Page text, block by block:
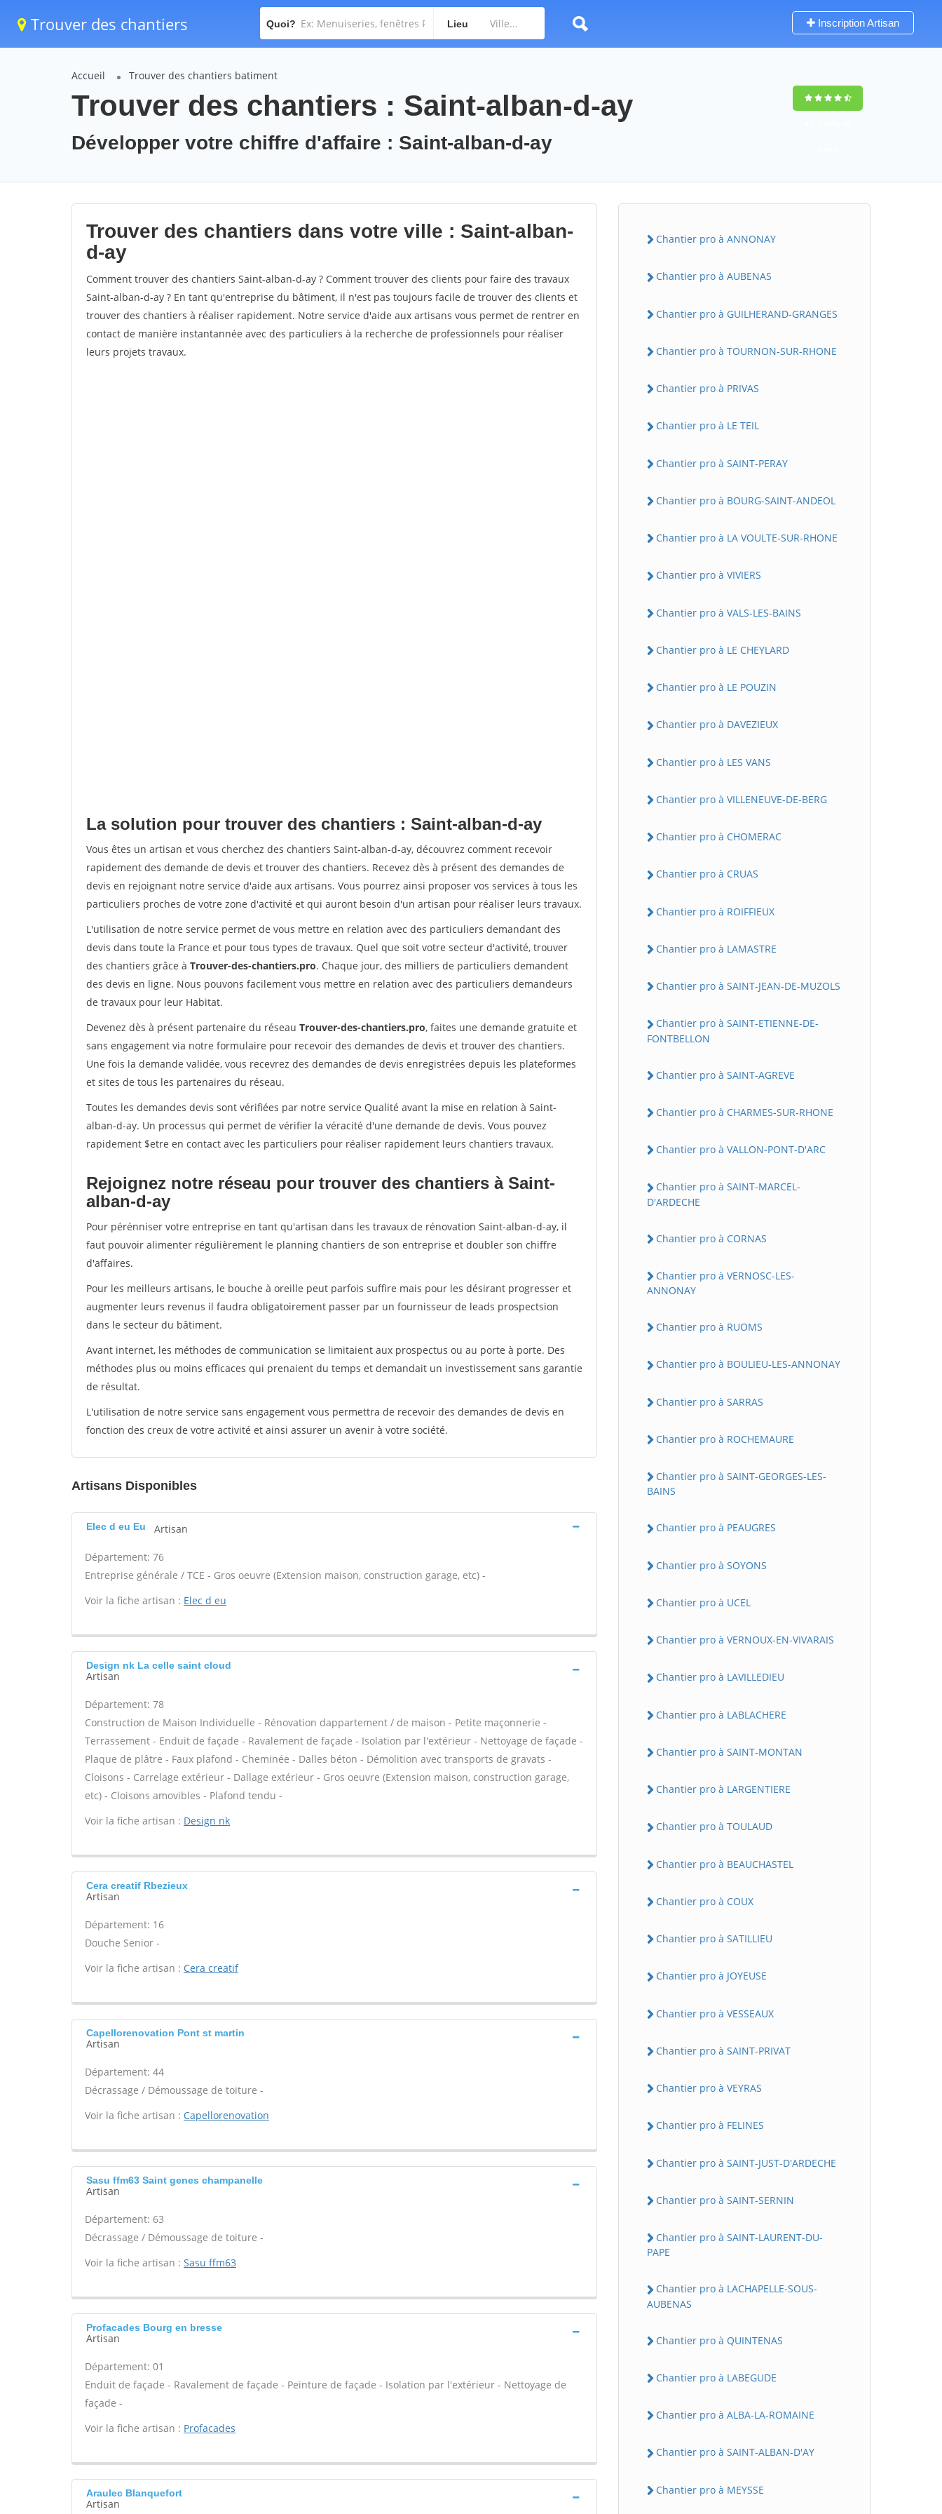
Trouver des chantiers Quoi? Lieu Inscription Artisan
Accueil Trouver des chantiers batiment
Trouver des chantiers : Saint-alban-d-ay
Développer votre chiffre d'affaire : Saint-alban-d-ay
Trouver des chantiers dans votre ville : Saint-alban-
d-ay
Comment trouver des chantiers Saint-alban-d-ay ? Comment trouver des clients pour faire des travaux
Saint-alban-d-ay ? En tant qu'entreprise du bâtiment, il n'est pas toujours facile de trouver des clients et
trouver des chantiers à réaliser rapidement. Notre service d'aide aux artisans vous permet de rentrer en
contact de manière instantannée avec des particuliers à la recherche de professionnels pour réaliser
leurs projets travaux.
La solution pour trouver des chantiers : Saint-alban-d-ay
Vous êtes un artisan et vous cherchez des chantiers Saint-alban-d-ay, découvrez comment recevoir
rapidement des demande de devis et trouver des chantiers. Recevez dès à présent des demandes de
devis en rejoignant notre service d'aide aux artisans. Vous pourrez ainsi proposer vos services à tous les
particuliers proches de votre zone d'activité et qui auront besoin d'un artisan pour réaliser leurs travaux.
L'utilisation de notre service permet de vous mettre en relation avec des particuliers demandant des
devis dans toute la France et pour tous types de travaux. Quel que soit votre secteur d'activité, trouver
des chantiers grâce à Trouver-des-chantiers.pro. Chaque jour, des milliers de particuliers demandent
des devis en ligne. Nous pouvons facilement vous mettre en relation avec des particuliers demandeurs
de travaux pour leur Habitat.
Devenez dès à présent partenaire du réseau Trouver-des-chantiers.pro, faites une demande gratuite et
sans engagement via notre formulaire pour recevoir des demandes de devis et trouver des chantiers.
Une fois la demande validée, vous recevrez des demandes de devis enregistrées depuis les plateformes
et sites de tous les partenaires du réseau.
Toutes les demandes devis sont vérifiées par notre service Qualité avant la mise en relation à Saint-
alban-d-ay. Un processus qui permet de vérifier la véracité d'une demande de devis. Vous pouvez
rapidement $etre en contact avec les particuliers pour réaliser rapidement leurs chantiers travaux.
Rejoignez notre réseau pour trouver des chantiers à Saint-
alban-d-ay
Pour pérénniser votre entreprise en tant qu'artisan dans les travaux de rénovation Saint-alban-d-ay, il
faut pouvoir alimenter régulièrement le planning chantiers de son entreprise et doubler son chiffre
d'affaires.
Pour les meilleurs artisans, le bouche à oreille peut parfois suffire mais pour les désirant progresser et
augmenter leurs revenus il faudra obligatoirement passer par un fournisseur de leads prospectsion
dans le secteur du bâtiment.
Avant internet, les méthodes de communication se limitaient aux prospectus ou au porte à porte. Des
méthodes plus ou moins efficaces qui prenaient du temps et demandait un investissement sans garantie
de résultat.
L'utilisation de notre service sans engagement vous permettra de recevoir des demandes de devis en
fonction des creux de votre activité et ainsi assurer un avenir à votre société.
Artisans Disponibles
Elec d eu Eu Artisan
Département: 76
Entreprise générale / TCE - Gros oeuvre (Extension maison, construction garage, etc) -
Voir la fiche artisan : Elec d eu
Design nk La celle saint cloud
Artisan
Département: 78
Construction de Maison Individuelle - Rénovation dappartement / de maison - Petite maçonnerie -
Terrassement - Enduit de façade - Ravalement de façade - Isolation par l'extérieur - Nettoyage de façade -
Plaque de plâtre - Faux plafond - Cheminée - Dalles béton - Démolition avec transports de gravats -
Cloisons - Carrelage extérieur - Dallage extérieur - Gros oeuvre (Extension maison, construction garage,
etc) - Cloisons amovibles - Plafond tendu -
Voir la fiche artisan : Design nk
Cera creatif Rbezieux
Artisan
Département: 16
Douche Senior -
Voir la fiche artisan : Cera creatif
Capellorenovation Pont st martin
Artisan
Département: 44
Décrassage / Démoussage de toiture -
Voir la fiche artisan : Capellorenovation
Sasu ffm63 Saint genes champanelle
Artisan
Département: 63
Décrassage / Démoussage de toiture -
Voir la fiche artisan : Sasu ffm63
Profacades Bourg en bresse
Artisan
Département: 01
Enduit de façade - Ravalement de façade - Peinture de façade - Isolation par l'extérieur - Nettoyage de
façade -
Voir la fiche artisan : Profacades
Araulec Blanquefort
Artisan
Chantier pro à ANNONAY
Chantier pro à AUBENAS
Chantier pro à GUILHERAND-GRANGES
Chantier pro à TOURNON-SUR-RHONE
Chantier pro à PRIVAS
Chantier pro à LE TEIL
Chantier pro à SAINT-PERAY
Chantier pro à BOURG-SAINT-ANDEOL
Chantier pro à LA VOULTE-SUR-RHONE
Chantier pro à VIVIERS
Chantier pro à VALS-LES-BAINS
Chantier pro à LE CHEYLARD
Chantier pro à LE POUZIN
Chantier pro à DAVEZIEUX
Chantier pro à LES VANS
Chantier pro à VILLENEUVE-DE-BERG
Chantier pro à CHOMERAC
Chantier pro à CRUAS
Chantier pro à ROIFFIEUX
Chantier pro à LAMASTRE
Chantier pro à SAINT-JEAN-DE-MUZOLS
Chantier pro à SAINT-ETIENNE-DE-
FONTBELLON
Chantier pro à SAINT-AGREVE
Chantier pro à CHARMES-SUR-RHONE
Chantier pro à VALLON-PONT-D'ARC
Chantier pro à SAINT-MARCEL-
D'ARDECHE
Chantier pro à CORNAS
Chantier pro à VERNOSC-LES-
ANNONAY
Chantier pro à RUOMS
Chantier pro à BOULIEU-LES-ANNONAY
Chantier pro à SARRAS
Chantier pro à ROCHEMAURE
Chantier pro à SAINT-GEORGES-LES-
BAINS
Chantier pro à PEAUGRES
Chantier pro à SOYONS
Chantier pro à UCEL
Chantier pro à VERNOUX-EN-VIVARAIS
Chantier pro à LAVILLEDIEU
Chantier pro à LABLACHERE
Chantier pro à SAINT-MONTAN
Chantier pro à LARGENTIERE
Chantier pro à TOULAUD
Chantier pro à BEAUCHASTEL
Chantier pro à COUX
Chantier pro à SATILLIEU
Chantier pro à JOYEUSE
Chantier pro à VESSEAUX
Chantier pro à SAINT-PRIVAT
Chantier pro à VEYRAS
Chantier pro à FELINES
Chantier pro à SAINT-JUST-D'ARDECHE
Chantier pro à SAINT-SERNIN
Chantier pro à SAINT-LAURENT-DU-
PAPE
Chantier pro à LACHAPELLE-SOUS-
AUBENAS
Chantier pro à QUINTENAS
Chantier pro à LABEGUDE
Chantier pro à ALBA-LA-ROMAINE
Chantier pro à SAINT-ALBAN-D'AY
Chantier pro à MEYSSE